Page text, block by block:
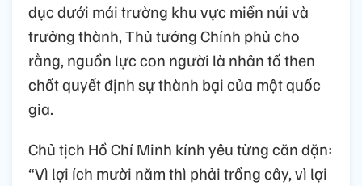
dục dưới mái trường khu vực miền núi và
trưởng thành, Thủ tướng Chính phủ cho
rằng, nguồn lực con người là nhân tố then
chốt quyết định sự thành bại của một quốc
gia.
Chủ tịch Hồ Chí Minh kính yêu từng căn dặn:
“Vì lợi ích mười năm thì phải trồng cây, vì lợi